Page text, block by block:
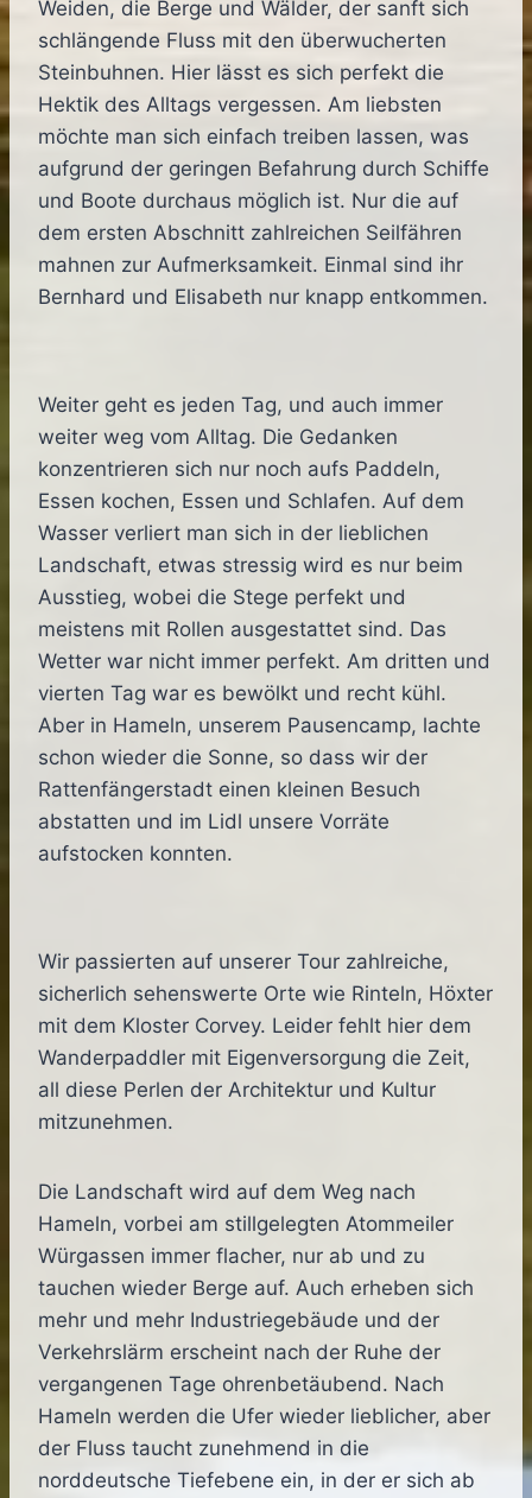
Weiden, die Berge und Wälder, der sanft sich
schlängende Fluss mit den überwucherten
Steinbuhnen. Hier lässt es sich perfekt die
Hektik des Alltags vergessen. Am liebsten
möchte man sich einfach treiben lassen, was
aufgrund der geringen Befahrung durch Schiffe
und Boote durchaus möglich ist. Nur die auf
dem ersten Abschnitt zahlreichen Seilfähren
mahnen zur Aufmerksamkeit. Einmal sind ihr
Bernhard und Elisabeth nur knapp entkommen.
Weiter geht es jeden Tag, und auch immer
weiter weg vom Alltag. Die Gedanken
konzentrieren sich nur noch aufs Paddeln,
Essen kochen, Essen und Schlafen. Auf dem
Wasser verliert man sich in der lieblichen
Landschaft, etwas stressig wird es nur beim
Ausstieg, wobei die Stege perfekt und
meistens mit Rollen ausgestattet sind. Das
Wetter war nicht immer perfekt. Am dritten und
vierten Tag war es bewölkt und recht kühl.
Aber in Hameln, unserem Pausencamp, lachte
schon wieder die Sonne, so dass wir der
Rattenfängerstadt einen kleinen Besuch
abstatten und im Lidl unsere Vorräte
aufstocken konnten.
Wir passierten auf unserer Tour zahlreiche,
sicherlich sehenswerte Orte wie Rinteln, Höxter
mit dem Kloster Corvey. Leider fehlt hier dem
Wanderpaddler mit Eigenversorgung die Zeit,
all diese Perlen der Architektur und Kultur
mitzunehmen.
Die Landschaft wird auf dem Weg nach
Hameln, vorbei am stillgelegten Atommeiler
Würgassen immer flacher, nur ab und zu
tauchen wieder Berge auf. Auch erheben sich
mehr und mehr Industriegebäude und der
Verkehrslärm erscheint nach der Ruhe der
vergangenen Tage ohrenbetäubend. Nach
Hameln werden die Ufer wieder lieblicher, aber
der Fluss taucht zunehmend in die
norddeutsche Tiefebene ein, in der er sich ab